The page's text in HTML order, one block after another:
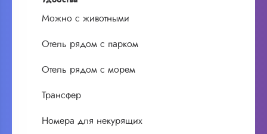
Можно с животными
Отель рядом с парком
Отель рядом с морем
Трансфер
Номера для некурящих